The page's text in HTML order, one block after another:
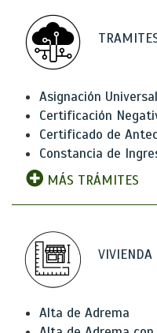
Asignación
Certificación
Certificado de
Constancia de
MÁS TRÁMITES
VIVIENDA
Alta de Adrema